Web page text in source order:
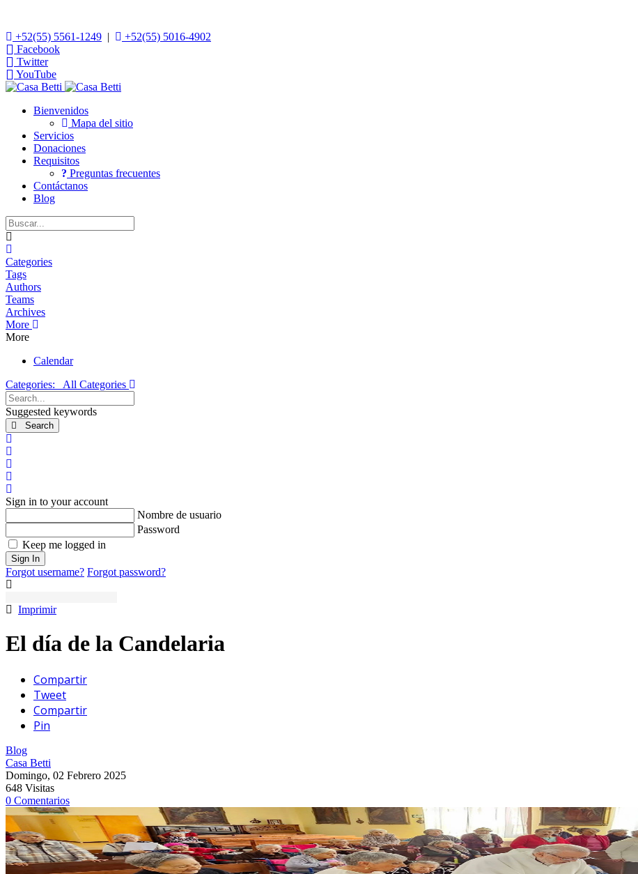
+52(55) 5561-1249 |
+52(55) 5016-4902
Facebook
Twitter
YouTube
Bienvenidos
Mapa del sitio
Servicios
Donaciones
Requisitos
Preguntas frecuentes
Contáctanos
Blog
Categories
Tags
Authors
Teams
Archives
More
More
Calendar
Categories:
All Categories
Search...
Suggested keywords
Search
Sign in to your account
Nombre de usuario
Password
Keep me logged in
Sign In
Forgot username? Forgot password?
Imprimir
El día de la Candelaria
Compartir
Tweet
Compartir
Pin
Blog
Casa Betti
Domingo, 02 Febrero 2025
648 Visitas
0 Comentarios